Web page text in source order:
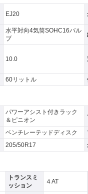
EJ20
水平対向4気筒SOHC16バル
ブ
10.0
60リットル
パワーアシスト付きラック
＆ピニオン
ベンチレーテッドディスク
205/50R17
トランスミ
ッション
４AT